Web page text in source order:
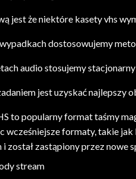
jest że niektóre kasety vhs
dostosowujemy
audio stosujemy
jest uzyskać najlepszy
to popularny format taśmy
wcześniejsze formaty, takie
został zastąpiony przez nowe
stream